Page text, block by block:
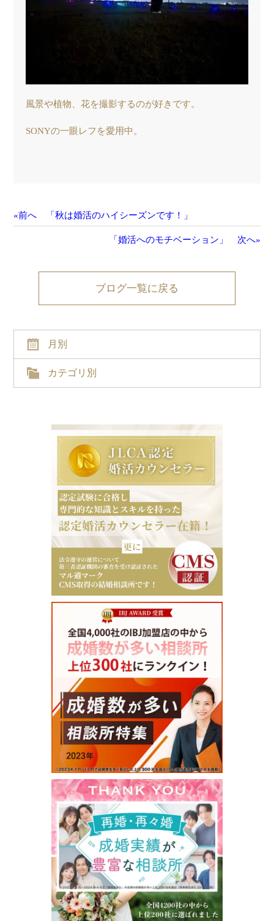
風景や植物、花を撮影するのが好きです。
SONYの一眼レフを愛用中。
«前へ 「秋は婚活のハイシーズンです！」
「婚活へのモチベーション」 次へ»
ブログ一覧に戻る
月別
カテゴリ別